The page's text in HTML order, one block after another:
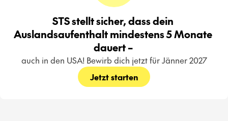
STS stellt sicher, dass dein
Auslandsaufenthalt mindestens 5 Monate
dauert –
auch in den USA! Bewirb dich jetzt für Jänner 2027
Jetzt starten